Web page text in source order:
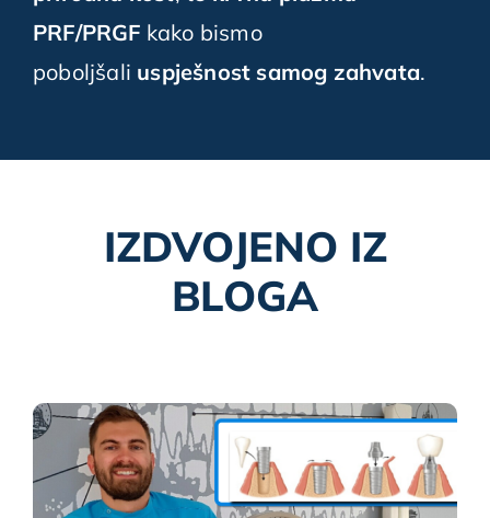
PRF/PRGF kako bismo
poboljšali uspješnost samog zahvata.
IZDVOJENO IZ
BLOGA